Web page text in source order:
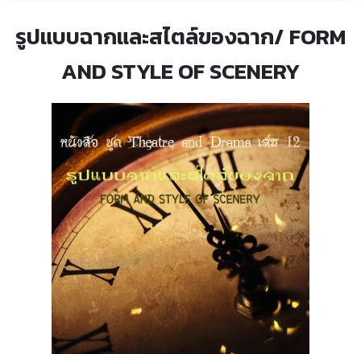
รูปแบบฉากและสไตล์ของฉาก/ FORM
AND STYLE OF SCENERY